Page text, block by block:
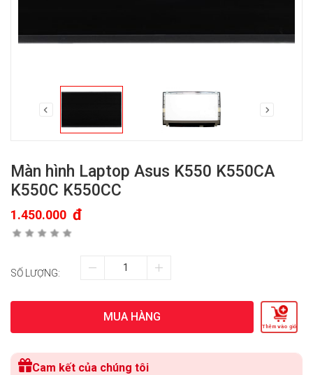
Màn hình Laptop Asus K550 K550CA
K550C K550CC
1.450.000 đ
SỐ LƯỢNG:
MUA HÀNG
Thêm vào giỏ
Cam kết của chúng tôi